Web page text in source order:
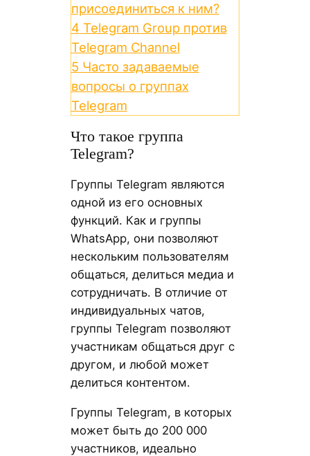
присоединиться к ним?
4 Telegram Group против
Telegram Channel
5 Часто задаваемые
вопросы о группах
Telegram
Что такое группа
Telegram?
Группы Telegram являются
одной из его основных
функций. Как и группы
WhatsApp, они позволяют
нескольким пользователям
общаться, делиться медиа и
сотрудничать. В отличие от
индивидуальных чатов,
группы Telegram позволяют
участникам общаться друг с
другом, и любой может
делиться контентом.
Группы Telegram, в которых
может быть до 200 000
участников, идеально